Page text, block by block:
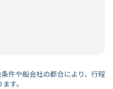
件や船会社の都合により、行程
す。